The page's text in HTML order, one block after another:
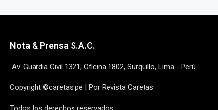
Nota & Prensa S.A.C.
Av. Guardia Civil 1321, Oficina 1802, Surquillo, Lima - Perú
Copyright ©caretas.pe | Por Revista Caretas
Todos los derechos reservados